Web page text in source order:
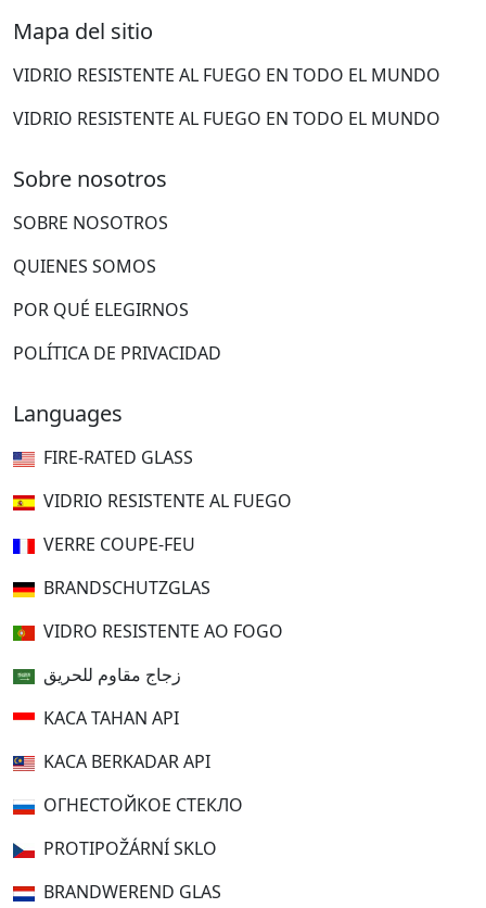
Mapa del sitio
VIDRIO RESISTENTE AL FUEGO EN TODO EL MUNDO
VIDRIO RESISTENTE AL FUEGO EN TODO EL MUNDO
Sobre nosotros
SOBRE NOSOTROS
QUIENES SOMOS
POR QUÉ ELEGIRNOS
POLÍTICA DE PRIVACIDAD
Languages
FIRE-RATED GLASS
VIDRIO RESISTENTE AL FUEGO
VERRE COUPE-FEU
BRANDSCHUTZGLAS
VIDRO RESISTENTE AO FOGO
زجاج مقاوم للحريق
KACA TAHAN API
KACA BERKADAR API
ОГНЕСТОЙКОЕ СТЕКЛО
PROTIPOŽÁRNÍ SKLO
BRANDWEREND GLAS